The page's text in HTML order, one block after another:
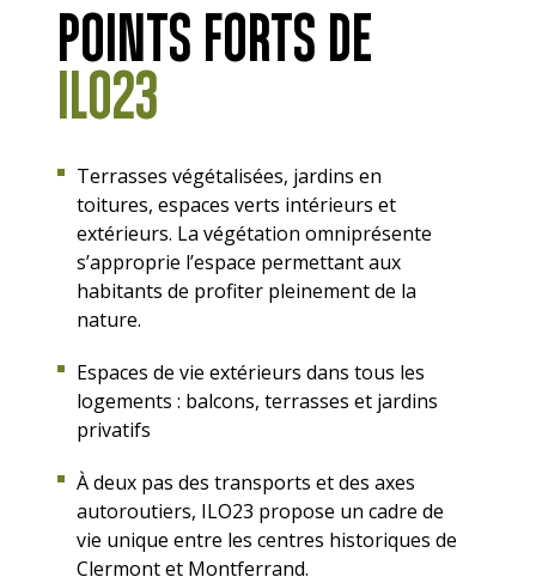
POINTS FORTS DE
ILO23
Terrasses végétalisées, jardins en
toitures, espaces verts intérieurs et
extérieurs. La végétation omniprésente
s’approprie l’espace permettant aux
habitants de profiter pleinement de la
nature.
Espaces de vie extérieurs dans tous les
logements : balcons, terrasses et jardins
privatifs
À deux pas des transports et des axes
autoroutiers, ILO23 propose un cadre de
vie unique entre les centres historiques de
Clermont et Montferrand.